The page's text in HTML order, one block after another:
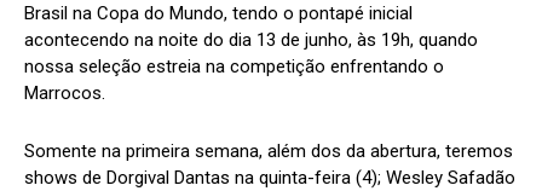
Brasil na Copa do Mundo, tendo o pontapé inicial
acontecendo na noite do dia 13 de junho, às 19h, quando
nossa seleção estreia na competição enfrentando o
Marrocos.
Somente na primeira semana, além dos da abertura, teremos
shows de Dorgival Dantas na quinta-feira (4); Wesley Safadão